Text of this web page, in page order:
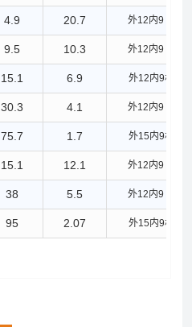
4.9 20.7 外12内9
9.5 10.3 外12内9
15.1 6.9 外12内9材质
30 .3 4.1 外12内9
75.7 1.7 外15内9材质
15.1 12.1 外12内9
38 5.5 外12内9
95 2.07 外15内9材质